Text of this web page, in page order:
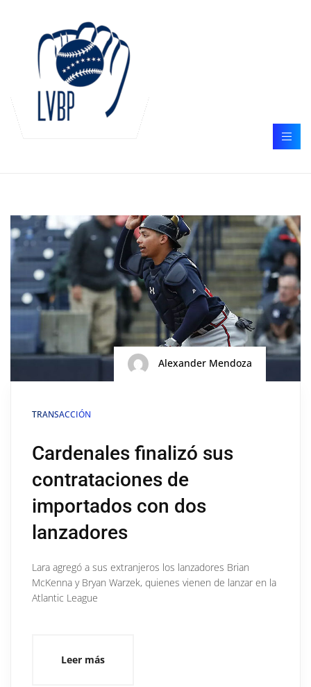
Alexander Mendoza
TRANSACCIÓN
Cardenales finalizó sus
contrataciones de
importados con dos
lanzadores
Lara agregó a sus extranjeros los lanzadores Brian
McKenna y Bryan Warzek, quienes vienen de lanzar en la
Atlantic League
Leer más